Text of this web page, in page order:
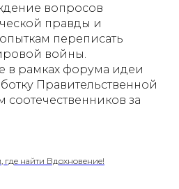
вопросов
правды и
переписать
войны.
рамках форума идеи
Правительственной
за
где найти Вдохновение!